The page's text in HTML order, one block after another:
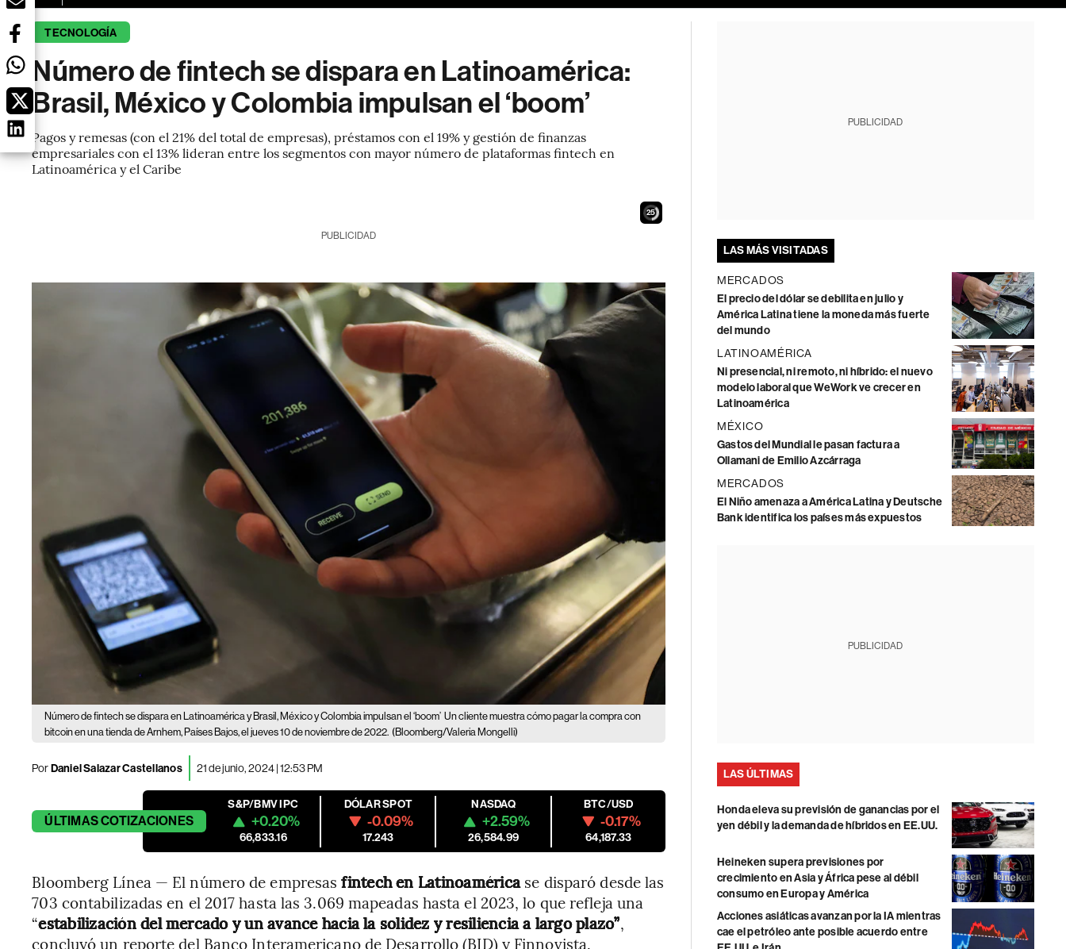
TECNOLOGÍA
Número de fintech se dispara en Latinoamérica:
Brasil, México y Colombia impulsan el ‘boom’
Pagos y remesas (con el 21% del total de empresas), préstamos con el 19% y gestión de finanzas
empresariales con el 13% lideran entre los segmentos con mayor número de plataformas fintech en
Latinoamérica y el Caribe
24
PUBLICIDAD
Número de fintech se dispara en Latinoamérica y Brasil, México y Colombia impulsan el ‘boom’ Un cliente muestra cómo pagar la compra con
bitcoin en una tienda de Arnhem, Países Bajos, el jueves 10 de noviembre de 2022. (Bloomberg/Valeria Mongelli)
PorDaniel Salazar Castellanos 21 de junio, 2024 | 12:53 PM
ÚLTIMASCOTIZACIONES
S&P/BMV IPC
+0.20%
66,833.16
DÓLAR SPOT
-0.09%
17.243
NASDAQ
+2.59%
26,584.99
BTC/USD
-0.17%
64,187.33
Bloomberg Línea — El número de empresasfintech en Latinoaméricase disparó desde las
703 contabilizadas en el 2017 hasta las 3.069 mapeadas hasta el 2023, lo que refleja una
“estabilización del mercado y un avance hacia la solidez y resiliencia a largo plazo”,
concluyó un reporte del Banco Interamericano de Desarrollo (BID) y Finnovista.
PUBLICIDAD
LAS MÁS VISITADAS
MERCADOS
El precio del dólar se debilita en julio y
América Latina tiene la moneda más fuerte
del mundo
LATINOAMÉRICA
Ni presencial, ni remoto, ni híbrido: el nuevo
modelo laboral que WeWork ve crecer en
Latinoamérica
MÉXICO
Gastos del Mundial le pasan factura a
Ollamani de Emilio Azcárraga
MERCADOS
El Niño amenaza a América Latina y Deutsche
Bank identifica los países más expuestos
PUBLICIDAD
LAS ÚLTIMAS
Honda eleva su previsión de ganancias por el
yen débil y la demanda de híbridos en EE.UU.
Heineken supera previsiones por
crecimiento en Asia y África pese al débil
consumo en Europa y América
Acciones asiáticas avanzan por la IA mientras
cae el petróleo ante posible acuerdo entre